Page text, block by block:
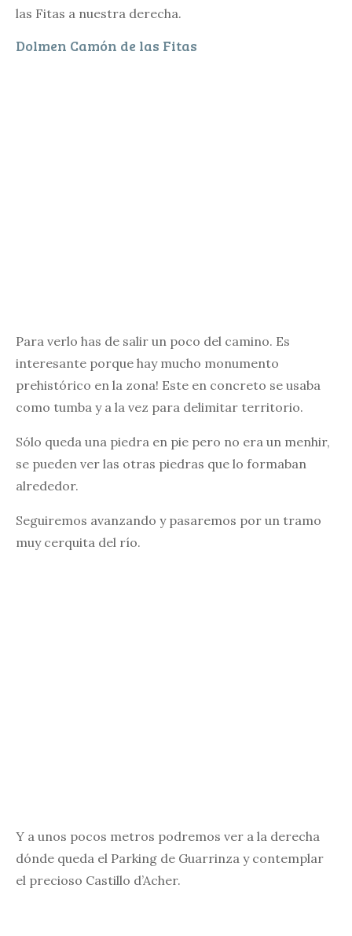
las Fitas a nuestra derecha.
Dolmen Camón de las Fitas
Para verlo has de salir un poco del camino. Es
interesante porque hay mucho monumento
prehistórico en la zona! Este en concreto se usaba
como tumba y a la vez para delimitar territorio.
Sólo queda una piedra en pie pero no era un menhir,
se pueden ver las otras piedras que lo formaban
alrededor.
Seguiremos avanzando y pasaremos por un tramo
muy cerquita del río.
Y a unos pocos metros podremos ver a la derecha
dónde queda el Parking de Guarrinza y contemplar
el precioso Castillo d’Acher.